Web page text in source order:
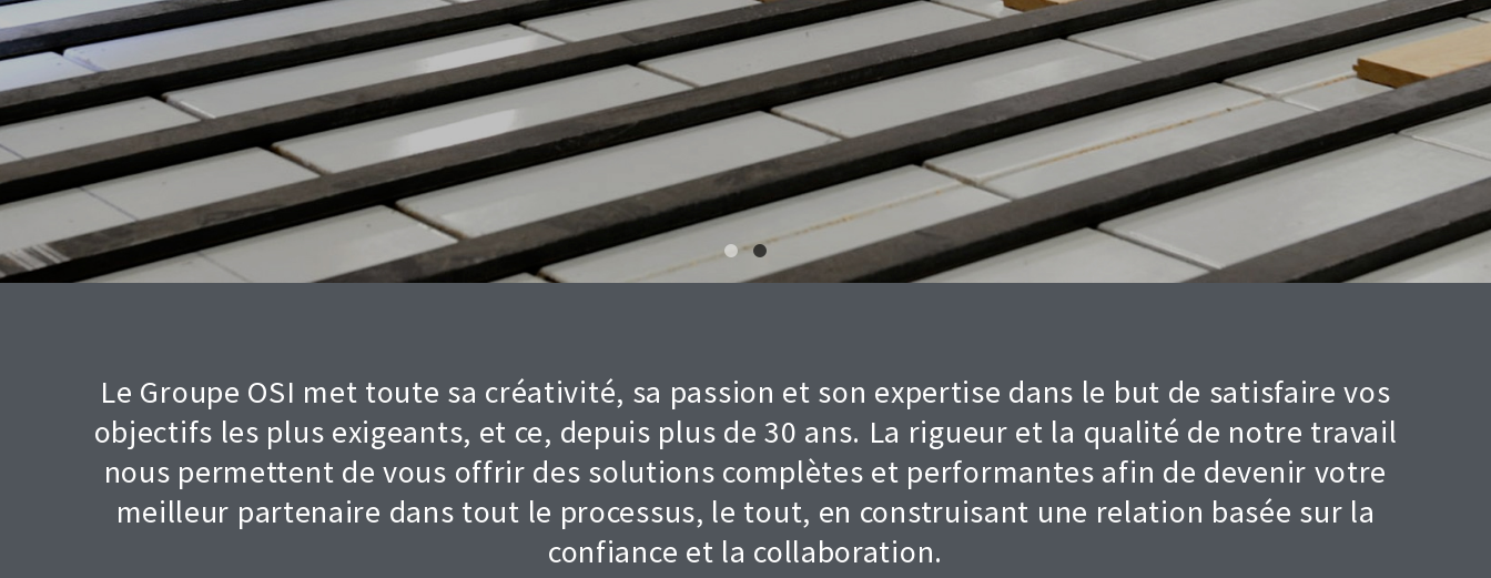
Le Groupe OSI met toute sa créativité, sa passion et son expertise dans le but de satisfaire vos
objectifs les plus exigeants, et ce, depuis plus de 30 ans. La rigueur et la qualité de notre travail
nous permettent de vous offrir des solutions complètes et performantes afin de devenir votre
meilleur partenaire dans tout le processus, le tout, en construisant une relation basée sur la
confiance et la collaboration.